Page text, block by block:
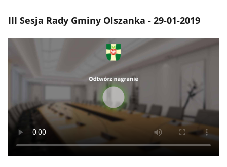
III Sesja Rady Gminy Olszanka - 29-01-2019